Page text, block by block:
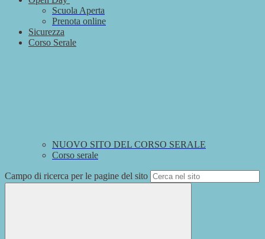
Scuola Aperta
Prenota online
Sicurezza
Corso Serale
NUOVO SITO DEL CORSO SERALE
Corso serale
Campo di ricerca per le pagine del sito